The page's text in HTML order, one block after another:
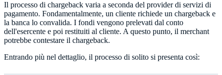
Il processo di chargeback varia a seconda del provider di servizi di
pagamento. Fondamentalmente, un cliente richiede un chargeback e
la banca lo convalida. I fondi vengono prelevati dal conto
dell'esercente e poi restituiti al cliente. A questo punto, il merchant
potrebbe contestare il chargeback.
Entrando più nel dettaglio, il processo di solito si presenta così: